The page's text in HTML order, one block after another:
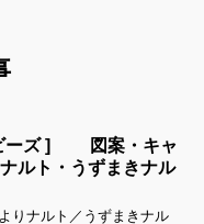
ーズ ] 図案・キャ
ルト・うずまきナル
りナルト／うずまきナル